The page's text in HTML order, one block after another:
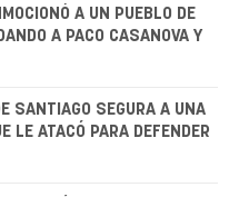
A UN PUEBLO DE
A PACO CASANOVA Y
SANTIAGO SEGURA A UNA
LE ATACÓ PARA DEFENDER